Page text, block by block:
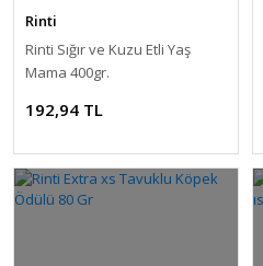
Rinti
Rinti Sığır ve Kuzu Etli Yaş
Mama 400gr.
192,94 TL